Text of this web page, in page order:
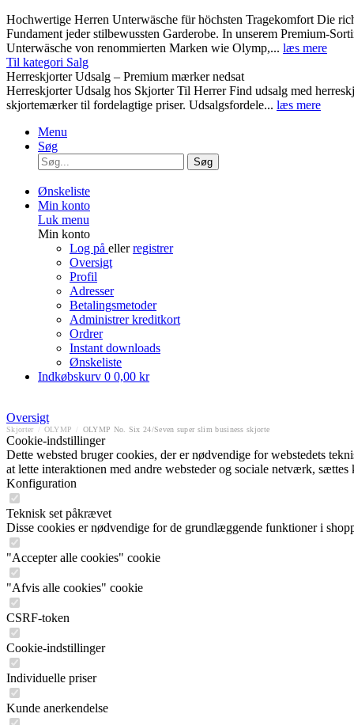
Hochwertige Herren Unterwäsche für höchsten Tragekomfort Die
Fundament jeder stilbewussten Garderobe. In unserem Premium-
Unterwäsche von renommierten Marken wie Olymp,... læs mere
Til kategori Salg
Herreskjorter Udsalg – Premium mærker nedsat
Herreskjorter Udsalg hos Skjorter Til Herrer Find udsalg med
skjortemærker til fordelagtige priser. Udsalgsfordele... læs mere
Menu
Søg
Søg
Ønskeliste
Min konto
Luk menu
Min konto
Log på ellerregistrer
Oversigt
Profil
Adresser
Betalingsmetoder
Administrer kreditkort
Ordrer
Instant downloads
Ønskeliste
Indkøbskurv 0 0,00 kr
Oversigt
Skjorter OLYMP OLYMP No. Six 24/Seven super slim business skjorte
Cookie-indstillinger
Dette websted bruger cookies, der er nødvendige for webstedets
at lette interaktionen med andre websteder og sociale netværk,
Konfiguration
Teknisk set påkrævet
Disse cookies er nødvendige for de grundlæggende funktioner i
"Accepter alle cookies" cookie
"Afvis alle cookies" cookie
CSRF-token
Cookie-indstillinger
Individuelle priser
Kunde anerkendelse